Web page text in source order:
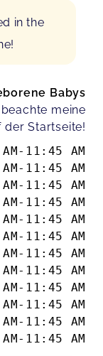
in the
Babys
meine
der Startseite!
- 11:45 AM
- 11:45 AM
- 11:45 AM
- 11:45 AM
- 11:45 AM
- 11:45 AM
- 11:45 AM
- 11:45 AM
- 11:45 AM
- 11:45 AM
- 11:45 AM
- 11:45 AM